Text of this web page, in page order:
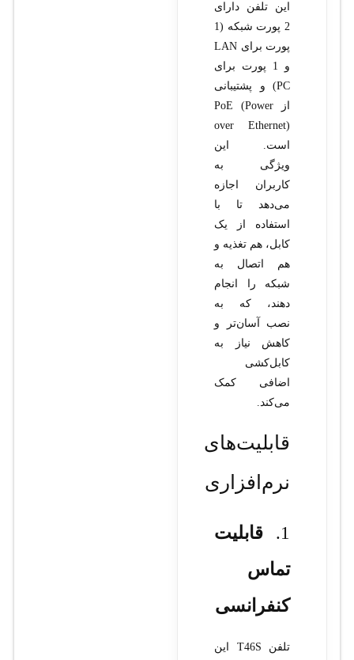
این تلفن دارای
2 پورت شبکه (1
پورت برای LAN
و 1 پورت برای
PC) و پشتیبانی
از PoE (Power
over Ethernet)
است. این
ویژگی به
کاربران اجازه
می‌دهد تا با
استفاده از یک
کابل، هم تغذیه و
هم اتصال به
شبکه را انجام
دهند، که به
نصب آسان‌تر و
کاهش نیاز به
کابل‌کشی
اضافی کمک
می‌کند.
قابلیت‌های
نرم‌افزاری
1.
قابلیت
تماس
کنفرانسی
تلفن T46S این